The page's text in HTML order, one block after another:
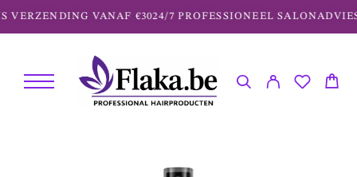
VERZENDING VANAF €3024/7 PROFESSIONEEL SALONADVIES